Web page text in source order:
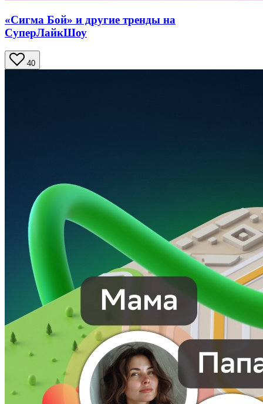
«Сигма Бой» и другие тренды на
СуперЛайкШоу
40